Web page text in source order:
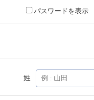
パスワードを表示
姓